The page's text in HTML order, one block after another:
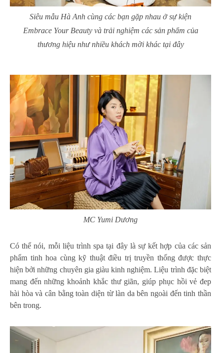
Siêu mẫu Hà Anh cùng các bạn gặp nhau ở sự kiện
Embrace Your Beauty và trải nghiệm các sản phẩm của
thương hiệu như nhiều khách mời khác tại đây
MC Yumi Dương
Có thể nói, mỗi liệu trình spa tại đây là sự kết hợp của các sản
phẩm tinh hoa cùng kỹ thuật điều trị truyền thống được thực
hiện bởi những chuyên gia giàu kinh nghiệm. Liệu trình đặc biệt
mang đến những khoảnh khắc thư giãn, giúp phục hồi vẻ đep
hài hòa và cân bằng toàn diện từ làn da bên ngoài đến tinh thần
bên trong.